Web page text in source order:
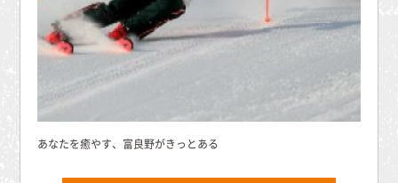
あなたを癒やす、富良野がきっとある